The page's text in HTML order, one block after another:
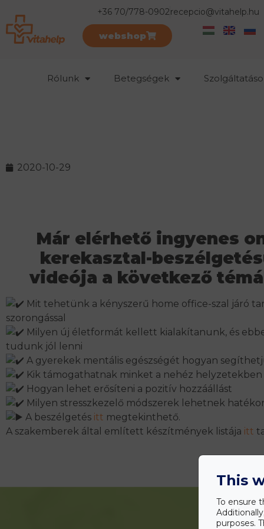
+36 70/778-0902recepcio@vitahelp.hu
webshop
Rólunk Betegségek
2020-10-29
Már elérhető ingyenes
kerekasztal-
videója a következő
Mit tehetünk a kényszerű home office-szal járó
szorongással
Milyen új életformát kellett kialakítanunk, és
tudunk jól lenni
A gyerekek mentális egészségét hogyan
Kik támogathatnak minket a nehéz helyzetekben
Hogyan lehet erősíteni a pozitív hozzáállást
Milyen stresszkezelő módszerek lehetnek
A beszélgetés itt megtekinthető.
A szakemberek által említett készítmények listája itt
This
To ensure
purposes.